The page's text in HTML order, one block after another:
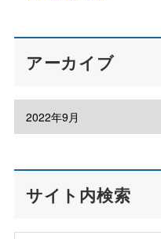
アーカイブ
サイト内検索